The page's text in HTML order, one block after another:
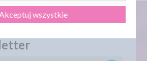
wszystkie